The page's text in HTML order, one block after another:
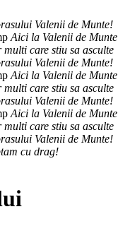
Valenii de Munte!
Aici la Valenii de Munte
multi care stiu sa asculte
Valenii de Munte!
Aici la Valenii de Munte
multi care stiu sa asculte
Valenii de Munte!
Aici la Valenii de Munte
multi care stiu sa asculte
Valenii de Munte!
cu drag!